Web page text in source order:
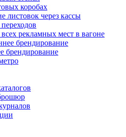
коробах
листовок через кассы
рекламных мест в вагоне
брендирование
брендирование